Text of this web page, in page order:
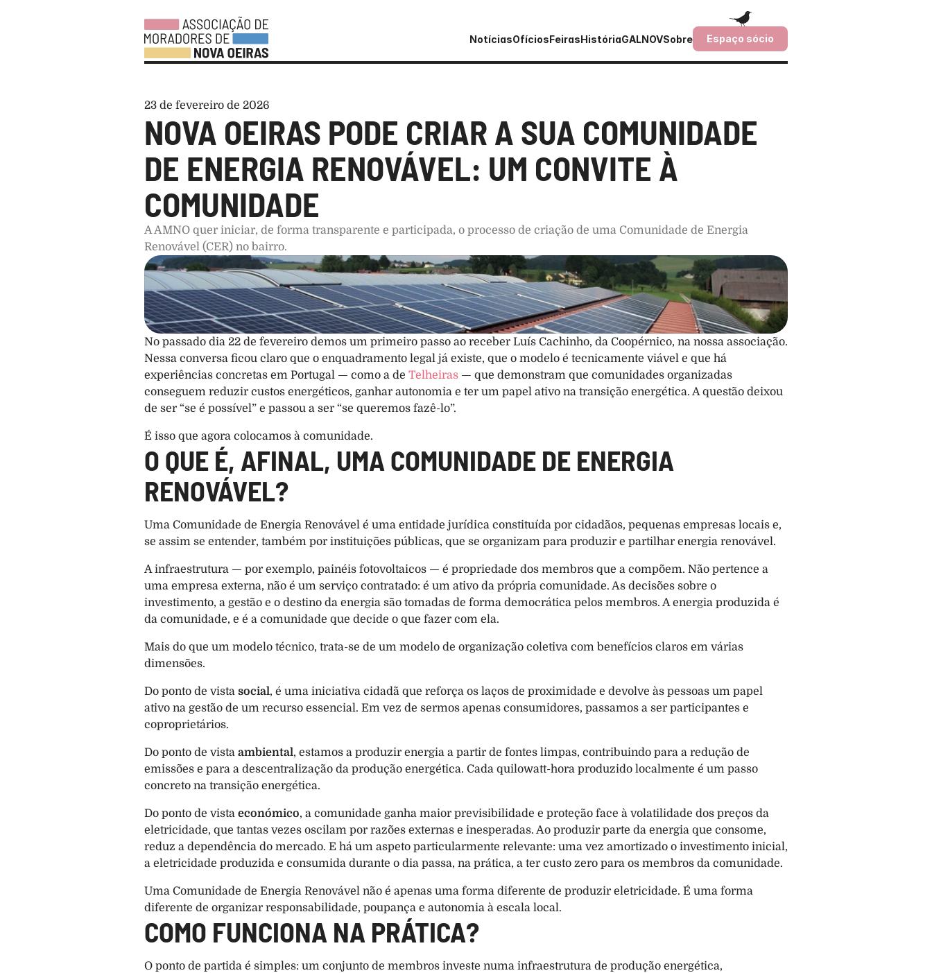
NotíciasOfíciosFeirasHistóriaGALNOVSobre Espaço sócio
23 de fevereiro de 2026
NOVA OEIRAS PODE CRIAR A SUA COMUNIDADE
DE ENERGIA RENOVÁVEL: UM CONVITE À
COMUNIDADE
A AMNO quer iniciar, de forma transparente e participada, o processo de criação de uma Comunidade de Energia
Renovável (CER) no bairro.
No passado dia 22 de fevereiro demos um primeiro passo ao receber Luís Cachinho, da Coopérnico, na nossa associação.
Nessa conversa ficou claro que o enquadramento legal já existe, que o modelo é tecnicamente viável e que há
experiências concretas em Portugal — como a de Telheiras — que demonstram que comunidades organizadas
conseguem reduzir custos energéticos, ganhar autonomia e ter um papel ativo na transição energética. A questão deixou
de ser “se é possível” e passou a ser “se queremos fazê-lo”.
É isso que agora colocamos à comunidade.
O QUE É, AFINAL, UMA COMUNIDADE DE ENERGIA
RENOVÁVEL?
Uma Comunidade de Energia Renovável é uma entidade jurídica constituída por cidadãos, pequenas empresas locais e,
se assim se entender, também por instituições públicas, que se organizam para produzir e partilhar energia renovável.
A infraestrutura — por exemplo, painéis fotovoltaicos — é propriedade dos membros que a compõem. Não pertence a
uma empresa externa, não é um serviço contratado: é um ativo da própria comunidade. As decisões sobre o
investimento, a gestão e o destino da energia são tomadas de forma democrática pelos membros. A energia produzida é
da comunidade, e é a comunidade que decide o que fazer com ela.
Mais do que um modelo técnico, trata-se de um modelo de organização coletiva com benefícios claros em várias
dimensões.
Do ponto de vista social, é uma iniciativa cidadã que reforça os laços de proximidade e devolve às pessoas um papel
ativo na gestão de um recurso essencial. Em vez de sermos apenas consumidores, passamos a ser participantes e
coproprietários.
Do ponto de vista ambiental, estamos a produzir energia a partir de fontes limpas, contribuindo para a redução de
emissões e para a descentralização da produção energética. Cada quilowatt-hora produzido localmente é um passo
concreto na transição energética.
Do ponto de vista económico, a comunidade ganha maior previsibilidade e proteção face à volatilidade dos preços da
eletricidade, que tantas vezes oscilam por razões externas e inesperadas. Ao produzir parte da energia que consome,
reduz a dependência do mercado. E há um aspeto particularmente relevante: uma vez amortizado o investimento inicial,
a eletricidade produzida e consumida durante o dia passa, na prática, a ter custo zero para os membros da comunidade.
Uma Comunidade de Energia Renovável não é apenas uma forma diferente de produzir eletricidade. É uma forma
diferente de organizar responsabilidade, poupança e autonomia à escala local.
COMO FUNCIONA NA PRÁTICA?
O ponto de partida é simples: um conjunto de membros investe numa infraestrutura de produção energética,